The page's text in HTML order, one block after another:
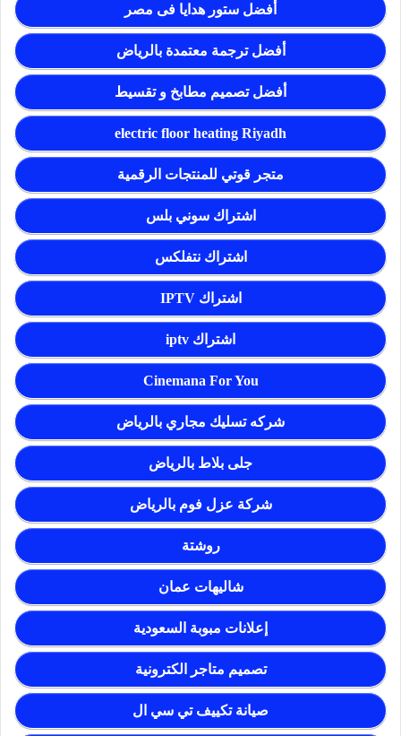
أفضل ستور هدايا فى مصر
أفضل ترجمة معتمدة بالرياض
أفضل تصميم مطابخ و تقسيط
electric floor heating Riyadh
متجر قوتي للمنتجات الرقمية
اشتراك سوني بلس
اشتراك نتفلكس
اشتراك IPTV
اشتراك iptv
Cinemana For You
شركه تسليك مجاري بالرياض
جلى بلاط بالرياض
شركة عزل فوم بالرياض
روشتة
شاليهات عمان
إعلانات مبوبة السعودية
تصميم متاجر الكترونية
صيانة تكييف تي سي ال